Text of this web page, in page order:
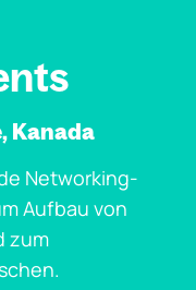
Kanada
Networking-
Aufbau von
zum